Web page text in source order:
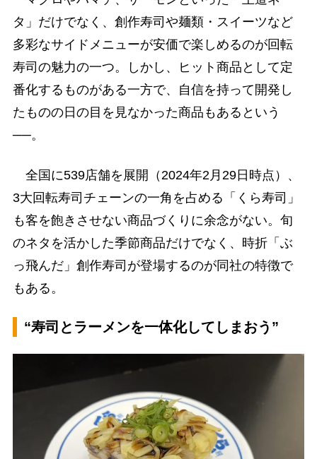
タ」だけでなく、創作寿司や麺類・スイーツなど
多彩なサイドメニューが安価で楽しめるのが回転
寿司の魅力の一つ。しかし、ヒット商品として定
番化するものがある一方で、自信を持って開発し
たものの日の目を見なかった商品もあるという
──。
全国に539店舗を展開（2024年2月29日時点）、
3大回転寿司チェーンの一角を占める「くら寿司」
も客を飽きさせない商品づくりに余念がない。旬
のネタを活かした季節商品だけでなく、時折「ぶ
っ飛んだ」創作寿司が登場するのが同社の特徴で
もある。
“寿司とラーメンを一体化してしまおう”